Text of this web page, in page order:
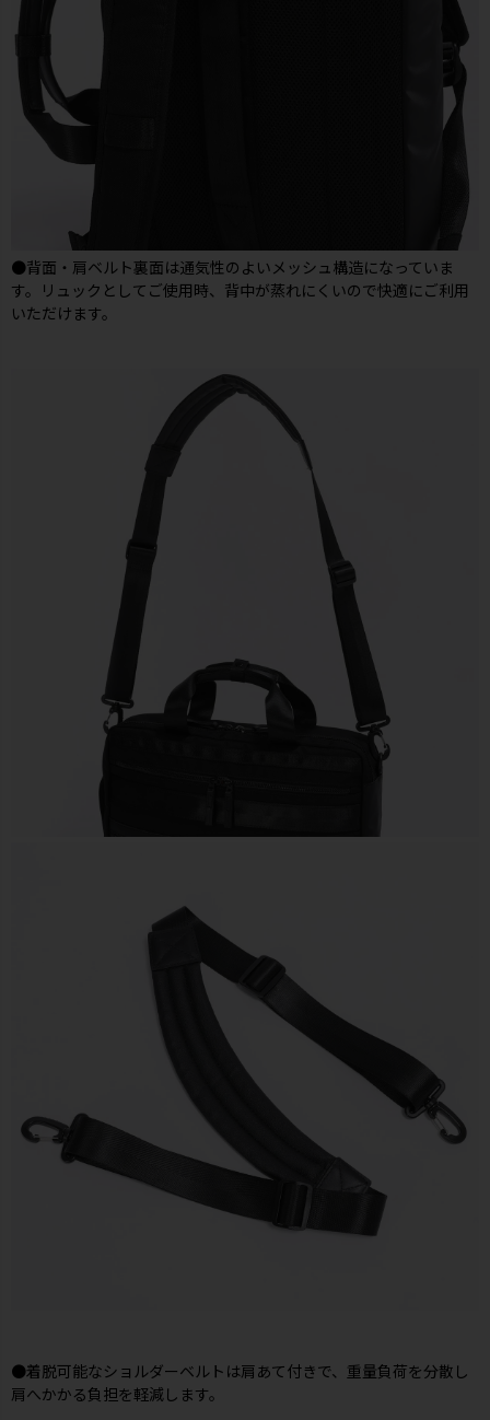
●背面・肩ベルト裏面は通気性のよいメッシュ構造になっていま
す。リュックとしてご使用時、背中が蒸れにくいので快適にご利用
いただけます。
●着脱可能なショルダーベルトは肩あて付きで、重量負荷を分散し
肩へかかる負担を軽減します。